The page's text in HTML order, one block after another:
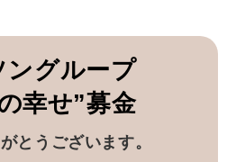
ングループ
幸せ”募金
とうございます。